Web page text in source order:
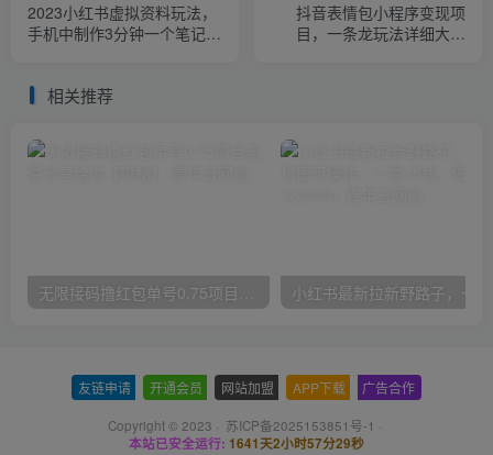
2023小红书虚拟资料玩法，
手机中制作3分钟一个笔记不
抖音表情包小程序变现项
目，一条龙玩法详细大解
相关推荐
无限接码撸红包单号0.75项目无偿分享给你【揭秘】
友链申请 开通会员 网站加盟 APP下载 广告合作
Copyright © 2023 · 苏ICP备2025153851号-1 ·
本站已安全运行: 1641天2小时57分30秒